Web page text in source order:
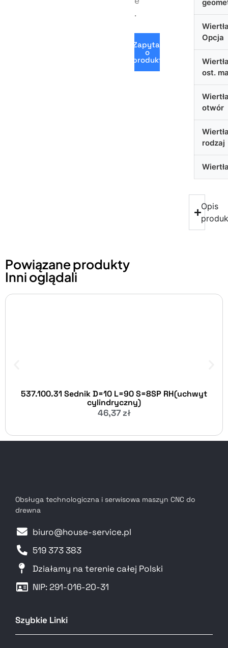
.
Zapytaj
o
produkt
Opcja
ost.
otwór
rodzaj
Opis
Powiązane produkty
Inni oglądali
537.100.31 Sednik D=10 L=90 S=8SP RH(uchwyt
cylindryczny)
46,37 zł
Obsługa technologiczna i serwisowa maszyn CNC do
drewna
biuro@house-service.pl
519 373 383
Działamy na terenie całej Polski
NIP: 291-016-20-31​
Szybkie Linki